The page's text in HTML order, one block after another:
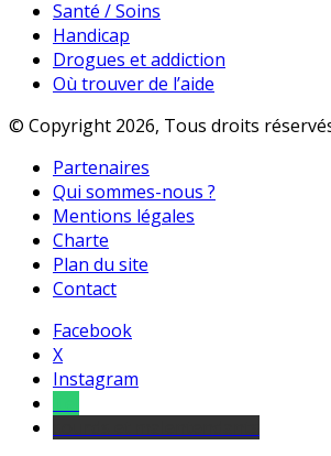
Santé / Soins
Handicap
Drogues et addiction
Où trouver de l’aide
© Copyright 2026, Tous droits
Partenaires
Qui sommes-nous ?
Mentions légales
Charte
Plan du site
Contact
Facebook
X
Instagram